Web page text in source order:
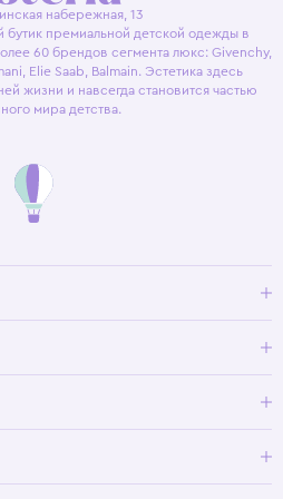
набережная, 13
премиальной детской одежды в
60 брендов сегмента люкс: Givenchy,
Elie Saab, Balmain. Эстетика здесь
жизни и навсегда становится частью
мира детства.